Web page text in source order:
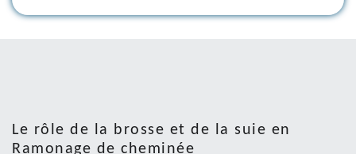
Le rôle de la brosse et de la suie en
Ramonage de cheminée